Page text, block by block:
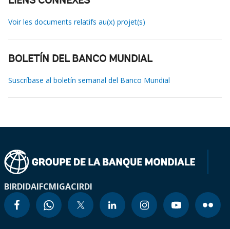
Voir les documents relatifs au(x) projet(s)
BOLETÍN DEL BANCO MUNDIAL
Suscríbase al boletín semanal del Banco Mundial
BIRDIDAIFCMIGACIRDI